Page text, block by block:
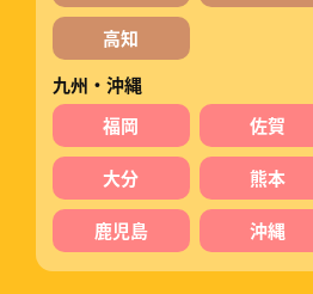
高知
九州・沖縄
福岡
佐賀
大分 熊本
鹿児島 沖縄